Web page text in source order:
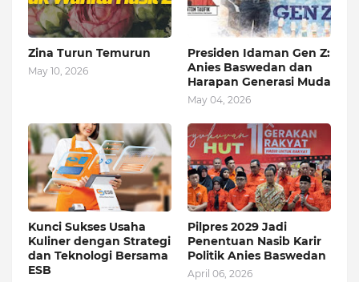
Zina Turun Temurun
May 10, 2026
Presiden Idaman Gen Z:
Anies Baswedan dan
Harapan Generasi Muda
May 04, 2026
Kunci Sukses Usaha
Kuliner dengan Strategi
dan Teknologi Bersama
ESB
Pilpres 2029 Jadi
Penentuan Nasib Karir
Politik Anies Baswedan
April 06, 2026